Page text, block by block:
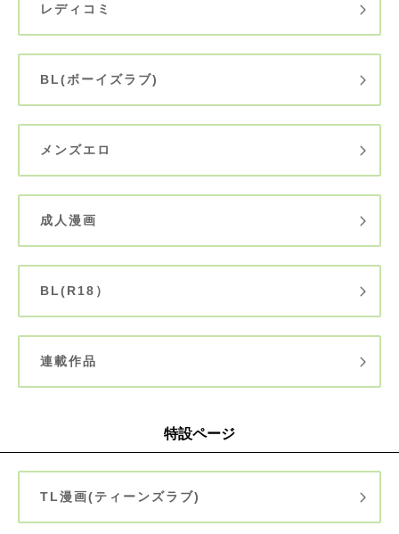
レディコミ
BL(ボーイズラブ)
メンズエロ
成人漫画
BL(R18）
連載作品
特設ページ
TL漫画(ティーンズラブ)